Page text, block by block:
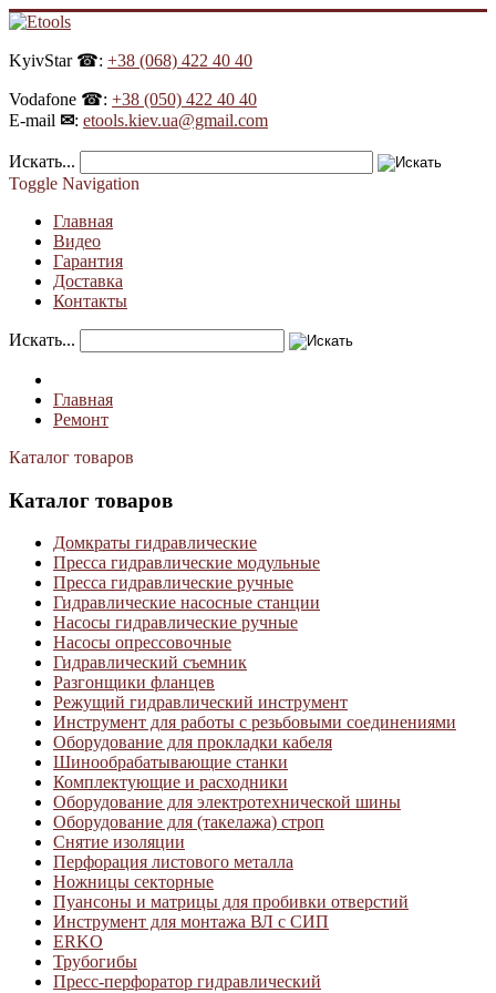
KyivStar ☎: +38 (068) 422 40 40
Vodafone ☎: +38 (050) 422 40 40
E-mail ✉: etools.kiev.ua@gmail.com
Искать...
Toggle Navigation
Главная
Видео
Гарантия
Доставка
Контакты
Искать...
Главная
Ремонт
Каталог товаров
Каталог товаров
Домкраты гидравлические
Пресса гидравлические модульные
Пресса гидравлические ручные
Гидравлические насосные станции
Насосы гидравлические ручные
Насосы опрессовочные
Гидравлический съемник
Разгонщики фланцев
Режущий гидравлический инструмент
Инструмент для работы с резьбовыми соединениями
Оборудование для прокладки кабеля
Шинообрабатывающие станки
Комплектующие и расходники
Оборудование для электротехнической шины
Оборудование для (такелажа) строп
Снятие изоляции
Перфорация листового металла
Ножницы секторные
Пуансоны и матрицы для пробивки отверстий
Инструмент для монтажа ВЛ с СИП
ERKO
Трубогибы
Пресс-перфоратор гидравлический